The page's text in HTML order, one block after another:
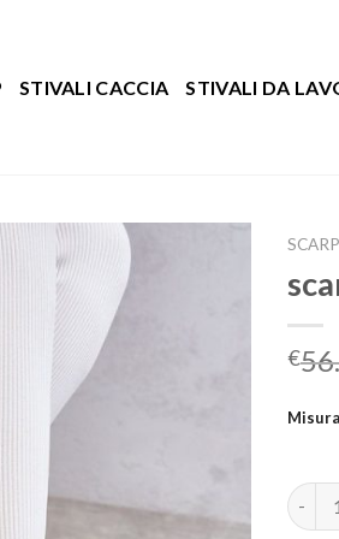
STIVALI CACCIA STIVALI DA
€
Misura